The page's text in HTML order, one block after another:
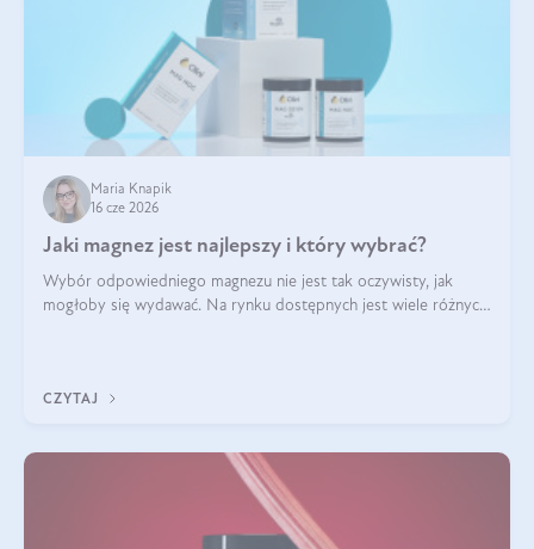
Maria Knapik
16 cze 2026
Jaki magnez jest najlepszy i który wybrać?
Wybór odpowiedniego magnezu nie jest tak oczywisty, jak
mogłoby się wydawać. Na rynku dostępnych jest wiele różnych
CZYTAJ